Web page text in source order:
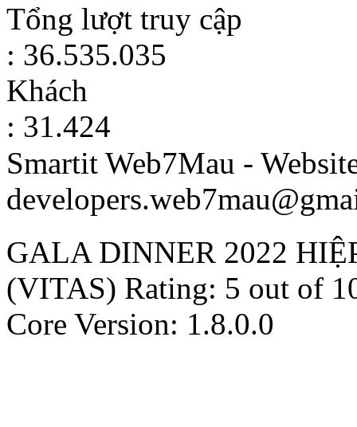
Tổng lượt truy cập
: 36.535.035
Khách
: 31.424
Smartit Web7Mau -
GALA DINNER 2022
(VITAS) Rating: 5 out of
Core Version: 1.8.0.0